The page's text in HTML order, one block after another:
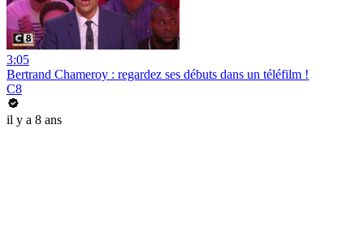
3:05
Bertrand Chameroy : regardez ses débuts dans un téléfilm !
C8
il y a 8 ans